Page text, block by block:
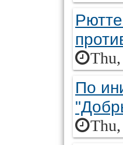
Thu,
По
Thu,